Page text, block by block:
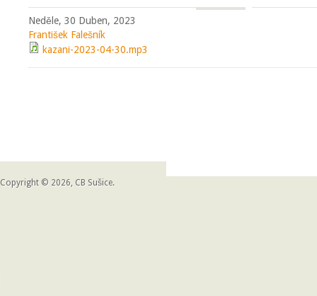
Neděle, 30 Duben, 2023
František Falešník
kazani-2023-04-30.mp3
Copyright © 2026, CB Sušice.